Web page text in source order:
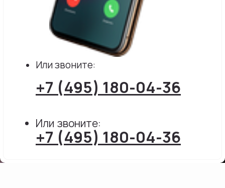
Или звоните:
+7 (495) 180-04-36
Или звоните:
+7 (495) 180-04-36